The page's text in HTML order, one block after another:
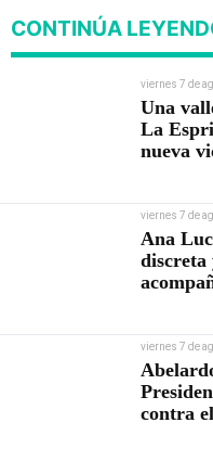
CONTINÚA
viernes 7 de
Una
La
nueva
viernes 7 de
Ana
discreta
viernes 7 de
contra